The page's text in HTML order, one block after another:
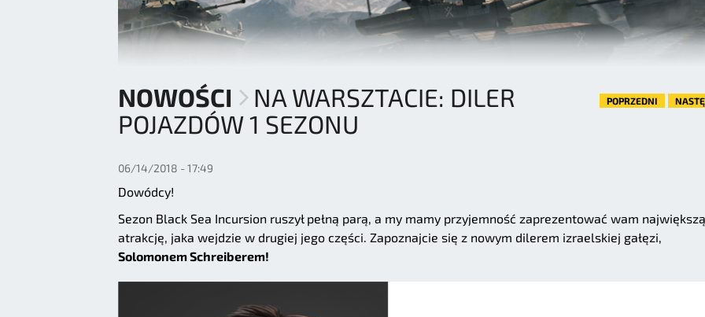
NOWOŚCI
NA WARSZTACIE: DILER
POJAZDÓW 1 SEZONU
POPRZEDNI
06/14/2018 - 17:49
Dowódcy!
Sezon Black Sea Incursion ruszył pełną parą, a my mamy przyjemność zaprezentować wam największą
atrakcję, jaka wejdzie w drugiej jego części. Zapoznajcie się z nowym dilerem izraelskiej gałęzi,
Solomonem Schreiberem!